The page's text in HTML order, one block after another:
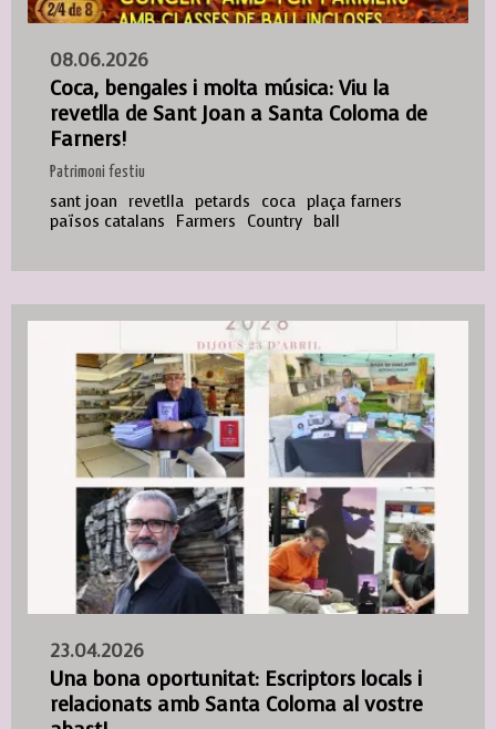
08.06.2026
Coca, bengales i molta música: Viu la
revetlla de Sant Joan a Santa Coloma de
Farners!
Patrimoni festiu
sant joan revetlla petards coca plaça farners
països catalans
Farmers Country ball
23.04.2026
Una bona oportunitat: Escriptors locals i
relacionats amb Santa Coloma al vostre